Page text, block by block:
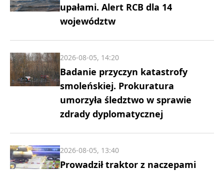
upałami. Alert RCB dla 14
województw
Badanie przyczyn katastrofy
smoleńskiej. Prokuratura
umorzyła śledztwo w sprawie
zdrady dyplomatycznej
2026-08-05, 14:20
Prowadził traktor z naczepami
2026-08-05, 13:40